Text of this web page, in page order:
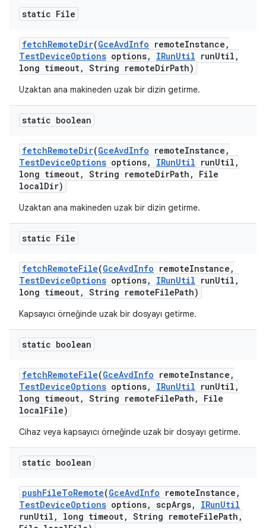
static File
fetchRemoteDir(GceAvdInfo remoteInstance ,
TestDeviceOptions options, IRunUtil runUtil ,
long timeout, String remoteDirPath)
Uzaktan ana makineden uzak bir dizin getirme.
static boolean
fetchRemoteDir(GceAvdInfo remoteInstance ,
TestDeviceOptions options, IRunUtil runUtil ,
long timeout, String remoteDirPath ,
File
localDir)
Uzaktan ana makineden uzak bir dizin getirme.
static File
fetchRemoteFile(GceAvdInfo remoteInstance ,
TestDeviceOptions options, IRunUtil runUtil ,
long timeout, String remoteFilePath)
Kapsayıcı örneğinde uzak bir dosyayı getirme.
static boolean
fetchRemoteFile(GceAvdInfo remoteInstance ,
TestDeviceOptions options, IRunUtil runUtil ,
long timeout, String remoteFilePath ,
File
localFile)
Cihaz veya kapsayıcı örneğinde uzak bir dosyayı getirme.
static boolean
pushFileToRemote(GceAvdInfo remoteInstance ,
TestDeviceOptions options, scpArgs, IRunUtil
runUtil , long timeout, String remoteFilePath ,